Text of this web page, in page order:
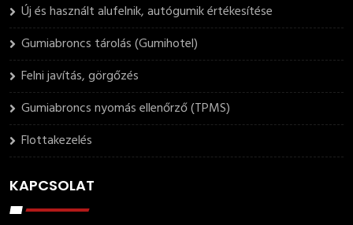
Új és használt alufelnik, autógumik értékesítése
Gumiabroncs tárolás (Gumihotel)
Felni javítás, görgőzés
Gumiabroncs nyomás ellenőrző (TPMS)
Flottakezelés
KAPCSOLAT